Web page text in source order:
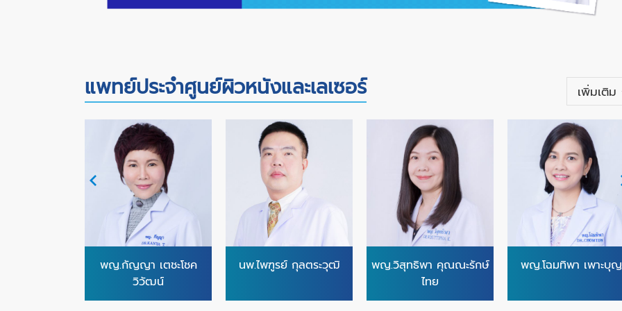
แพทย์ประจำศูนย์ผิวหนังและเลเซอร์ เพิ่มเติม
พญ.กัญญา เตชะโชค
วิวัฒน์
นพ.ไพฑูรย์ กุลตระวุฒิ
พญ.วิสุทธิพา คุณณะรักษ์
ไทย
พญ.โฉมทิพา เพาะบุญ